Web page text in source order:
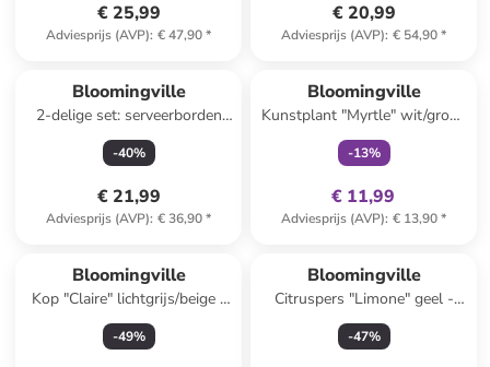
€ 25,99
Adviesprijs (AVP): € 47,90*
€ 20,99
Adviesprijs (AVP): € 54,90*
Bloomingville
2-delige set: serveerborden
"Maxima" wit/blauw/geel -
(L)15 x (B)11 cm
-40%
€ 21,99
Adviesprijs (AVP): € 36,90*
Bloomingville
Kunstplant "Myrtle" wit/groen
- (H)100 cm
-13%
€ 11,99
Adviesprijs (AVP): € 13,90*
Bloomingville
Kop "Claire" lichtgrijs/beige -
450 ml
-49%
Bloomingville
Citruspers "Limone" geel -
(L)15,5 x (B)10,5 cm
-47%